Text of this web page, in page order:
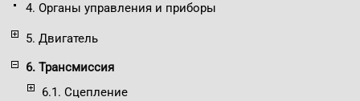
4. Органы управления и приборы
5. Двигатель
6. Трансмиссия
6.1. Сцепление